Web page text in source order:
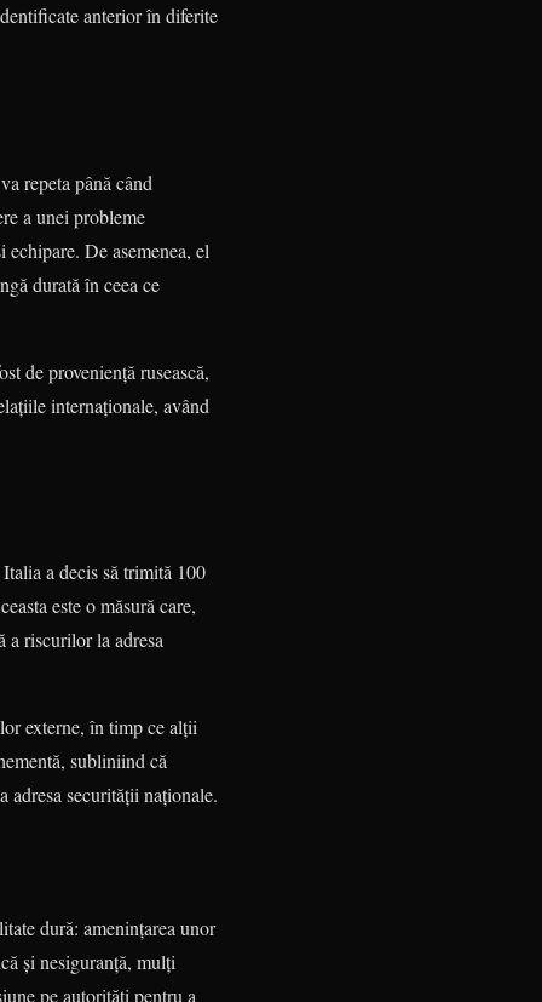
anterior în diferite
repeta până când
a unei probleme
De asemenea, el
durată în ceea ce
de proveniență rusească,
internaționale, având
a decis să trimită 100
este o măsură care,
a riscurilor la adresa
externe, în timp ce alții
subliniind că
adresa securității naționale.
dură: amenințarea unor
și nesiguranță, mulți
pe autorități pentru a